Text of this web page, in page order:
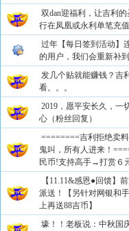
双dan迎福利，让吉利
行在凤凰或永利单笔充
过年【每日签到活动】
的用户，我们会重新补
发几个贴就能赚钱？吉
看。。。
2019，愿平安长久，一
心（粉丝回复）
========吉利拒绝卖
鬼叫，所有人进来！
民币!支持高手→打赏６
【11.11&感恩●回馈】
派送！【另针对网银和
上再送88吉币】
壕！！老板说：中秋国